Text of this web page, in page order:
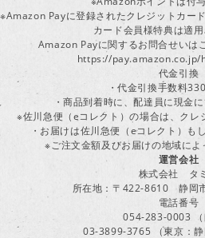
※Amazon Payに登録されたクレジットカー
カード会員様特典は適用
Amazon Payに関するお問合せいは
https://pay.amazon.co.jp/
代金引換
・代金引換手数料
・商品到着時に、配達員に現金
※佐川急便（eコレクト）の場合は、クレ
・お届けは佐川急便（eコレクト）も
※ご注文金額及びお届けの地域によ
運営会社
株式会社 タ
所在地：〒422-8610 静岡
電話番号
054-283-0003 （
03-3899-3765 （東京：静